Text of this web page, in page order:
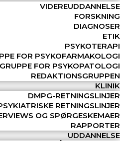
VIDEREUDDANNELSE
FORSKNING
DIAGNOSER
ETIK
PSYKOTERAPI
FOR PSYKOFARMAKOLOGI
FOR PSYKOPATOLOGI
REDAKTIONSGRUPPEN
KLINIK
DMPG-RETNINGSLINJER
RETNINGSLINJER
OG SPØRGESKEMAER
RAPPORTER
UDDANNELSE